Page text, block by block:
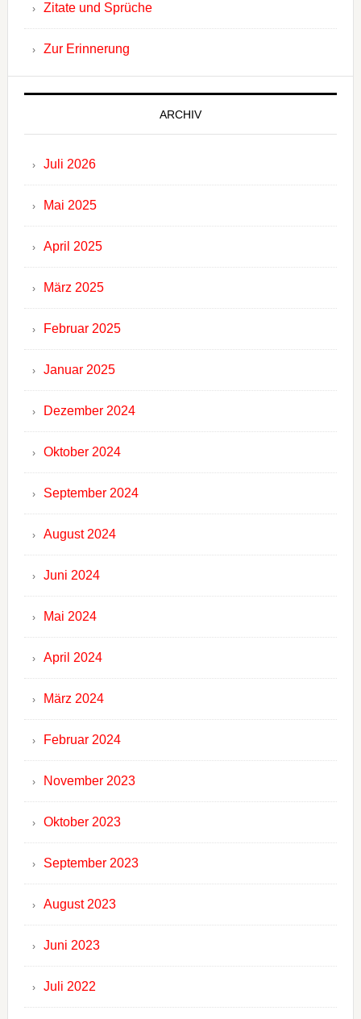
Zitate und Sprüche
Zur Erinnerung
ARCHIV
Juli 2026
Mai 2025
April 2025
März 2025
Februar 2025
Januar 2025
Dezember 2024
Oktober 2024
September 2024
August 2024
Juni 2024
Mai 2024
April 2024
März 2024
Februar 2024
November 2023
Oktober 2023
September 2023
August 2023
Juni 2023
Juli 2022